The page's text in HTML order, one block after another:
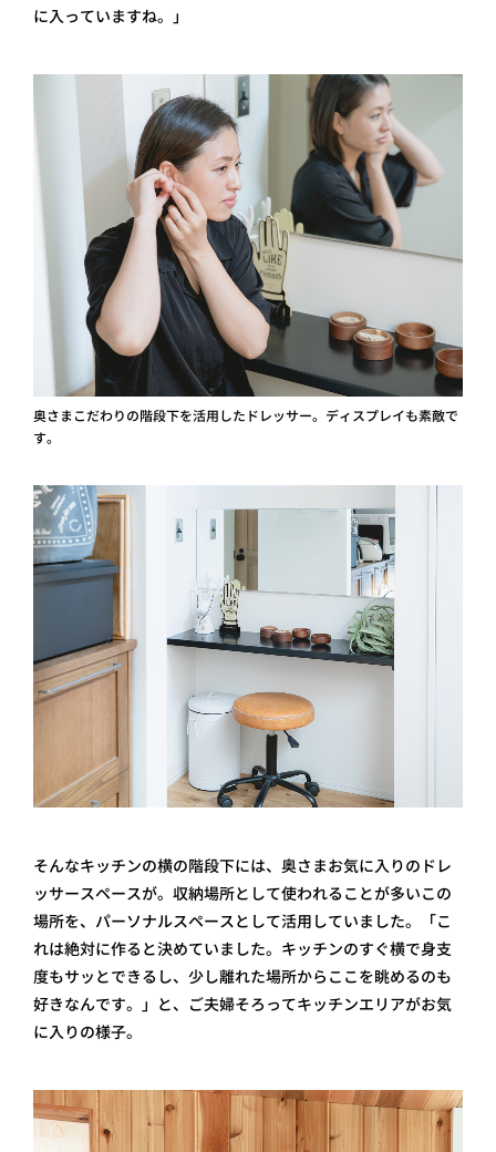
に入っていますね。」
奥さまこだわりの階段下を活用したドレッサー。ディスプレイも素敵で
す。
そんなキッチンの横の階段下には、奥さまお気に入りのドレ
ッサースペースが。収納場所として使われることが多いこの
場所を、パーソナルスペースとして活用していました。「こ
れは絶対に作ると決めていました。キッチンのすぐ横で身支
度もサッとできるし、少し離れた場所からここを眺めるのも
好きなんです。」と、ご夫婦そろってキッチンエリアがお気
に入りの様子。